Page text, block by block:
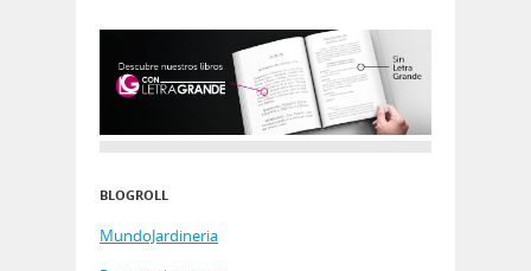
BLOGROLL
MundoJardineria